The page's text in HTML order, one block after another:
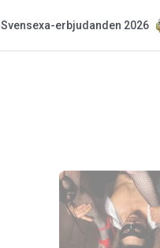
Svensexa-erbjudanden 2026